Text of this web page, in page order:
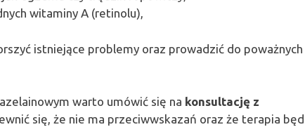
witaminy A (retinolu),
istniejące problemy oraz prowadzić do poważnych
warto umówić się na konsultację z
się, że nie ma przeciwwskazań oraz że terapia